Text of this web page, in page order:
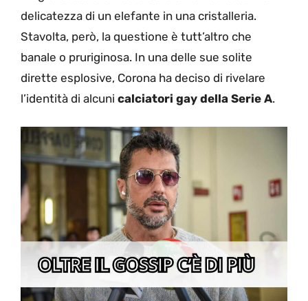
delicatezza di un elefante in una cristalleria.
Stavolta, però, la questione è tutt’altro che
banale o pruriginosa. In una delle sue solite
dirette esplosive, Corona ha deciso di rivelare
l’identità di alcuni calciatori gay della Serie A.